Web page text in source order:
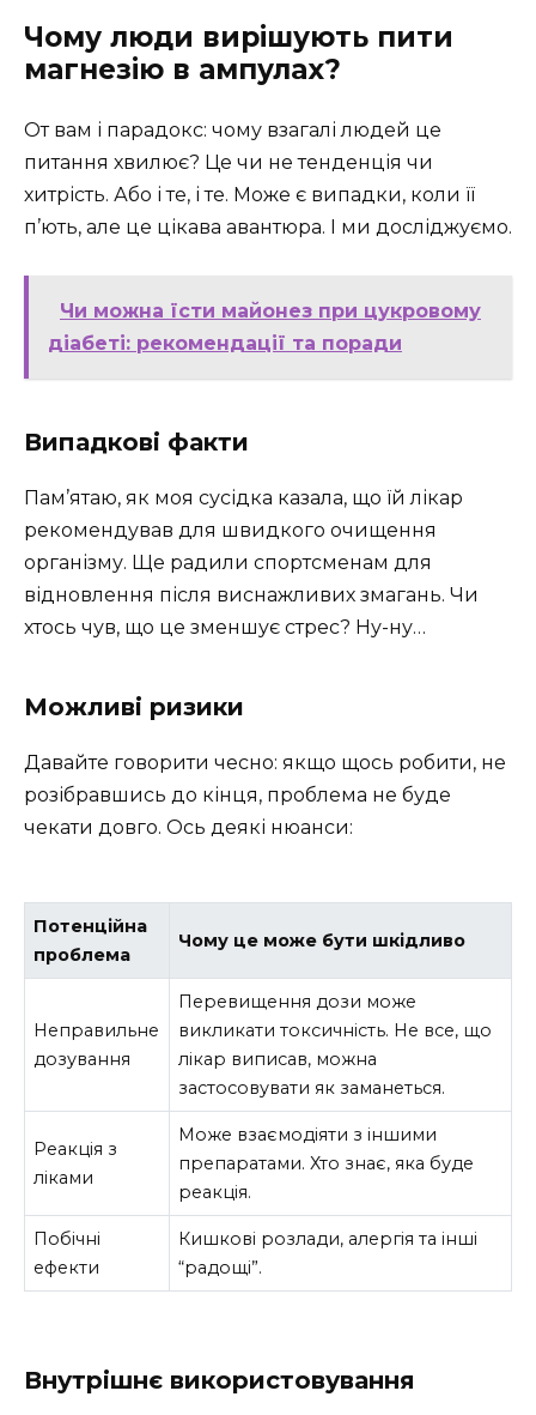
Чому люди вирішують пити
магнезію в ампулах?
От вам і парадокс: чому взагалі людей це
питання хвилює? Це чи не тенденція чи
хитрість. Або і те, і те. Може є випадки, коли її
п’ють, але це цікава авантюра. І ми досліджуємо.
Чи можна їсти майонез при цукровому
діабеті: рекомендації та поради
Випадкові факти
Пам’ятаю, як моя сусідка казала, що їй лікар
рекомендував для швидкого очищення
організму. Ще радили спортсменам для
відновлення після виснажливих змагань. Чи
хтось чув, що це зменшує стрес? Ну-ну…
Можливі ризики
Давайте говорити чесно: якщо щось робити, не
розібравшись до кінця, проблема не буде
чекати довго. Ось деякі нюанси:
Потенційна
проблема
Чому це може бути шкідливо
Неправильне
дозування
Перевищення дози може
викликати токсичність. Не все, що
лікар виписав, можна
застосовувати як заманеться.
Реакція з
ліками
Може взаємодіяти з іншими
препаратами. Хто знає, яка буде
реакція.
Побічні
ефекти
Кишкові розлади, алергія та інші
“радощі”.
Внутрішнє використовування